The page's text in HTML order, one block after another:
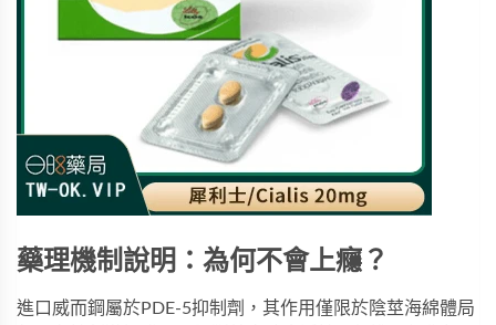
藥理機制說明：為何不會上癮？
進口威而鋼屬於PDE-5抑制劑，其作用僅限於陰莖海綿體局